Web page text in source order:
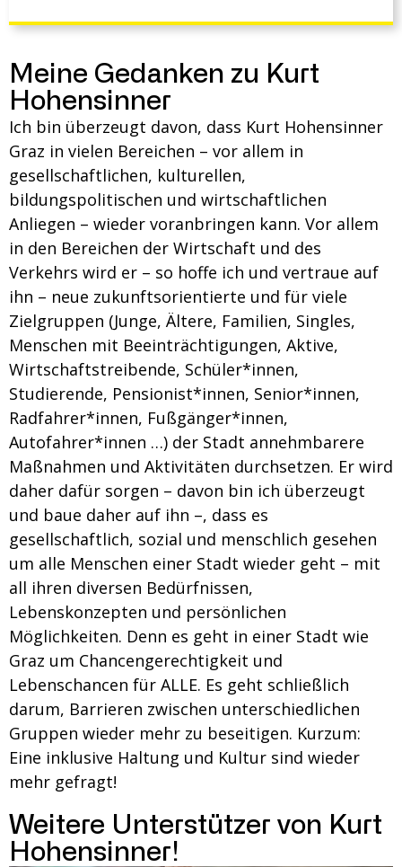
Meine Gedanken zu Kurt
Hohensinner
Ich bin überzeugt davon, dass Kurt Hohensinner
Graz in vielen Bereichen – vor allem in
gesellschaftlichen, kulturellen,
bildungspolitischen und wirtschaftlichen
Anliegen – wieder voranbringen kann. Vor allem
in den Bereichen der Wirtschaft und des
Verkehrs wird er – so hoffe ich und vertraue auf
ihn – neue zukunftsorientierte und für viele
Zielgruppen (Junge, Ältere, Familien, Singles,
Menschen mit Beeinträchtigungen, Aktive,
Wirtschaftstreibende, Schüler*innen,
Studierende, Pensionist*innen, Senior*innen,
Radfahrer*innen, Fußgänger*innen,
Autofahrer*innen …) der Stadt annehmbarere
Maßnahmen und Aktivitäten durchsetzen. Er wird
daher dafür sorgen – davon bin ich überzeugt
und baue daher auf ihn –, dass es
gesellschaftlich, sozial und menschlich gesehen
um alle Menschen einer Stadt wieder geht – mit
all ihren diversen Bedürfnissen,
Lebenskonzepten und persönlichen
Möglichkeiten. Denn es geht in einer Stadt wie
Graz um Chancengerechtigkeit und
Lebenschancen für ALLE. Es geht schließlich
darum, Barrieren zwischen unterschiedlichen
Gruppen wieder mehr zu beseitigen. Kurzum:
Eine inklusive Haltung und Kultur sind wieder
mehr gefragt!
Weitere Unterstützer von Kurt
Hohensinner!